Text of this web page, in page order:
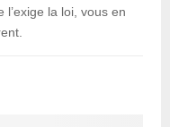
la loi, vous en